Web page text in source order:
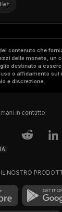
contenuto che
delle monete, un
destinato a
o affidamento sul
e discrezione.
in contatto
IL NOSTRO